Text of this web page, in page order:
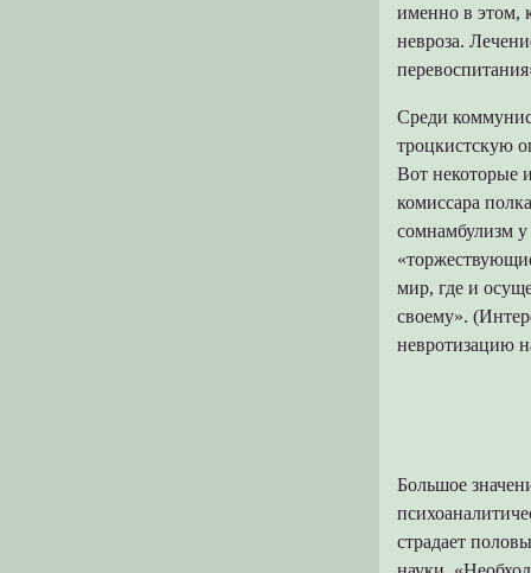
именно в этом,
невроза.
Среди
троцкистскую
Вот некоторые
комиссара
сомнамбулизм
мир, где и
своему».
невротизацию
Большое
страдает